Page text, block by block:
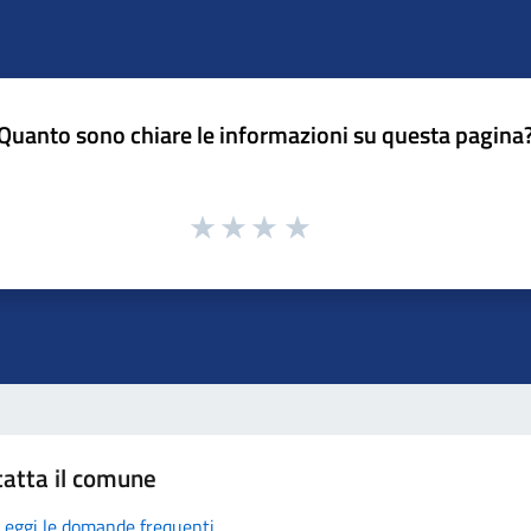
sono chiare le informazioni su questa
il comune